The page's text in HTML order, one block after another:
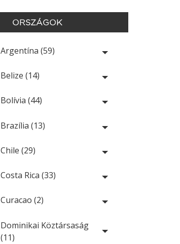
ORSZÁGOK
Argentína (59)
Belize (14)
Bolívia (44)
Brazília (13)
Chile (29)
Costa Rica (33)
Curacao (2)
Dominikai Köztársaság
(11)